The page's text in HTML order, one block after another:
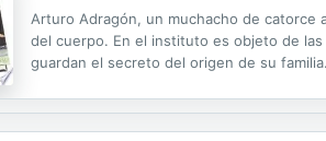
Arturo Adragón, un muchacho de catorce
del cuerpo. En el instituto es objeto de
guardan el secreto del origen de su